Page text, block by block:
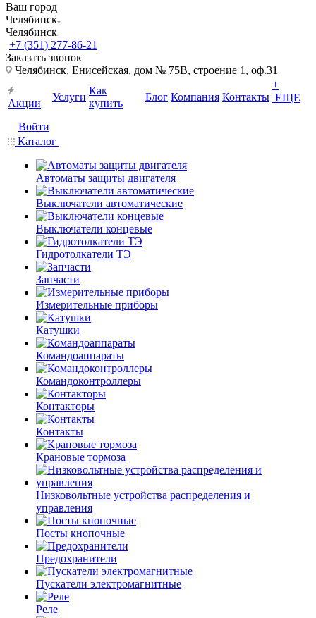
Ваш город
Челябинск
Челябинск
+7 (351) 277-86-21
Заказать звонок
Челябинск, Енисейская, дом № 75В, строение 1, оф.31
Акции
Услуги
Как
купить
Блог Компания Контакты
+
ЕЩЕ
Войти
Каталог
Автоматы защиты двигателя
Выключатели автоматические
Выключатели концевые
Гидротолкатели ТЭ
Запчасти
Измерительные приборы
Катушки
Командоаппараты
Командоконтроллеры
Контакторы
Контакты
Крановые тормоза
Низковольтные устройства распределения и
управления
Посты кнопочные
Предохранители
Пускатели электромагнитные
Реле